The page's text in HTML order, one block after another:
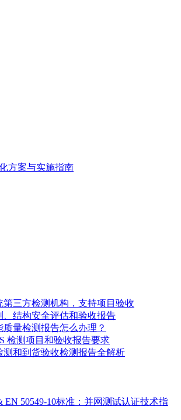
方案与实施指南
第三方检测机构，支持项目验收
、结构安全评估和验收报告
量检测报告怎么办理？
检测项目和验收报告要求
测和到货验收检测报告全解析
EN 50549-10标准：并网测试认证技术指